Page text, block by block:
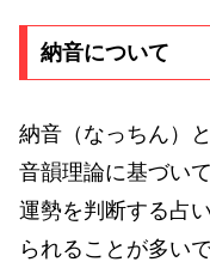
納音について
納音（なっちん）
音韻理論に基づい
運勢を判断する占
られることが多いで